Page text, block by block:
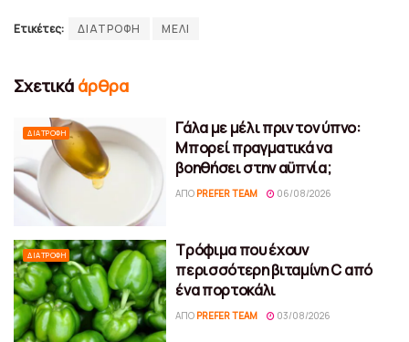
Ετικέτες: ΔΙΑΤΡΟΦΗ ΜΕΛΙ
Σχετικά άρθρα
ΔΙΑΤΡΟΦΉ
Γάλα με μέλι πριν τον ύπνο:
Μπορεί πραγματικά να
βοηθήσει στην αϋπνία;
ΑΠΌ PREFER TEAM 06/08/2026
ΔΙΑΤΡΟΦΉ
Τρόφιμα που έχουν
περισσότερη βιταμίνη C από
ένα πορτοκάλι
ΑΠΌ PREFER TEAM 03/08/2026